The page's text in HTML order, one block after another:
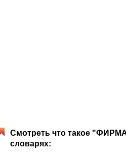
Смотреть что такое
словарях: